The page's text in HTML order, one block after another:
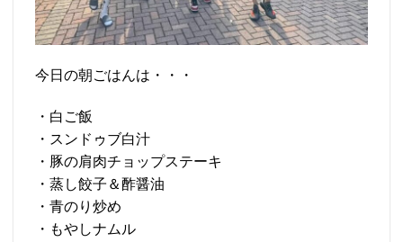
今日の朝ごはんは・・・
・白ご飯
・スンドゥブ白汁
・豚の肩肉チョップステーキ
・蒸し餃子＆酢醤油
・青のり炒め
・もやしナムル